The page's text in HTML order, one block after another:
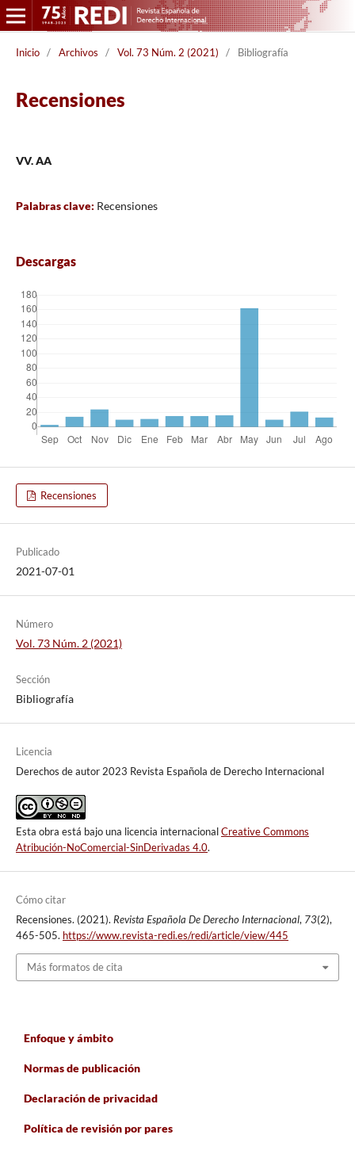
Inicio / Archivos / Vol. 73 Núm. 2 (2021) / Bibliografía
Recensiones
VV. AA
Palabras clave: Recensiones
Descargas
Recensiones
Publicado
2021-07-01
Número
Vol. 73 Núm. 2 (2021)
Sección
Bibliografía
Licencia
Derechos de autor 2023 Revista Española de Derecho Internacional
Esta obra está bajo una licencia internacionalCreative Commons
Atribución-NoComercial-SinDerivadas 4.0.
Cómo citar
Recensiones. (2021). Revista Española De Derecho Internacional, 73(2),
465-505. https://www.revista-redi.es/redi/article/view/445
Más formatos de cita
Enfoque y ámbito
Normas de publicación
Declaración de privacidad
Política de revisión por pares